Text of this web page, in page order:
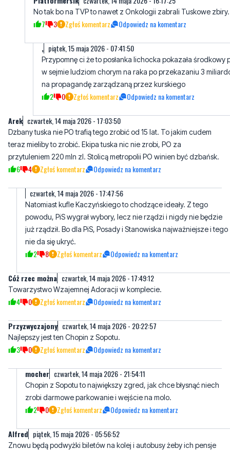
No tak bo na TVP to nawet z Onkologii zabrali Tuskowe zbiry.
7 3 Zgłoś komentarz Odpowiedz na komentarz
, piątek, 15 maja 2026 - 07:41:50
Przypomnę ci że to posłanka lichocka pokazała środkowy
w sejmie ludziom chorym na raka po przekazaniu 3
na propagandę zarządzaną przez kurskiego
2 0 Zgłoś komentarz Odpowiedz na komentarz
Arek czwartek, 14 maja 2026 - 17:03:50
Dzbany tuska nie PO trafią tego zrobić od 15 lat. To jakim cudem
teraz mieliby to zrobić. Ekipa tuska nic nie zrobi, PO za
przytuleniem 220 mln zl. Stolicą metropolii PO winien być dzbańsk.
6 4 Zgłoś komentarz Odpowiedz na komentarz
czwartek, 14 maja 2026 - 17:47:56
Natomiast kufle Kaczyńskiego to chodzące ideały. Z tego
powodu, PiS wygrał wybory, lecz nie rządzi i nigdy nie będzie
już rządził. Bo dla PiS, Posady i Stanowiska najważniejsze i tego
nie da się ukryć.
2 8 Zgłoś komentarz Odpowiedz na komentarz
Cóż rzec można czwartek, 14 maja 2026 - 17:49:12
Towarzystwo Wzajemnej Adoracji w komplecie.
4 0 Zgłoś komentarz Odpowiedz na komentarz
Przyzwyczajony czwartek, 14 maja 2026 - 20:22:57
Najlepszy jest ten Chopin z Sopotu.
3 0 Zgłoś komentarz Odpowiedz na komentarz
mocher czwartek, 14 maja 2026 - 21:54:11
Chopin z Sopotu to największy zgred, jak chce błysnąć niech
zrobi darmowe parkowanie i wejście na molo.
2 0 Zgłoś komentarz Odpowiedz na komentarz
Alfred piątek, 15 maja 2026 - 05:56:52
Znowu będą podwyżki biletów na kolej i autobusy żeby ich pensje